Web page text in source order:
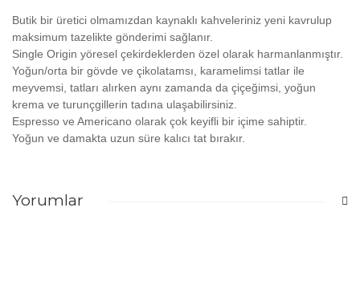
Butik bir üretici olmamızdan kaynaklı kahveleriniz yeni kavrulup
maksimum tazelikte gönderimi sağlanır.
Single Origin yöresel çekirdeklerden özel olarak harmanlanmıştır.
Yoğun/orta bir gövde ve çikolatamsı, karamelimsi tatlar ile
meyvemsi, tatları alırken aynı zamanda da çiçeğimsi, yoğun
krema ve turunçgillerin tadına ulaşabilirsiniz.
Espresso ve Americano olarak çok keyifli bir içime sahiptir.
Yoğun ve damakta uzun süre kalıcı tat bırakır.
Yorumlar